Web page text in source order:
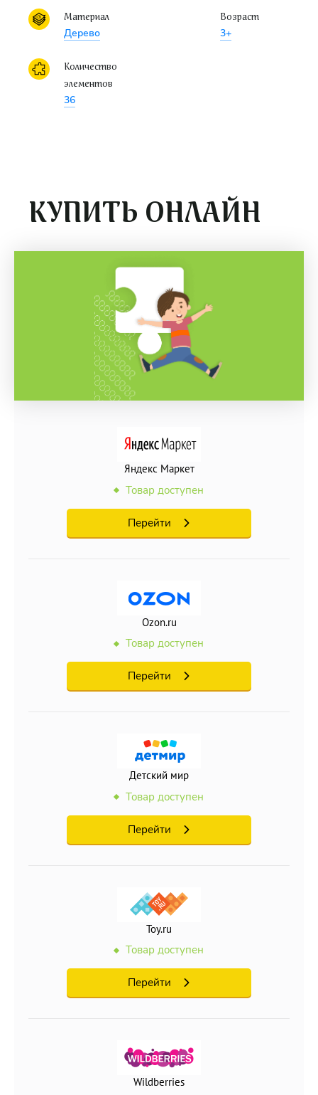
Материал
Дерево
Возраст
3+
Количество
элементов
36
КУПИТЬ ОНЛАЙН
Яндекс Маркет
Товар доступен
Перейти
Ozon.ru
Товар доступен
Перейти
Детский мир
Товар доступен
Перейти
Toy.ru
Товар доступен
Перейти
Wildberries